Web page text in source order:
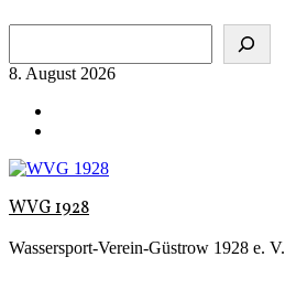
springen
8. August 2026
WVG 1928
Wassersport-Verein-Güstrow 1928 e. V.